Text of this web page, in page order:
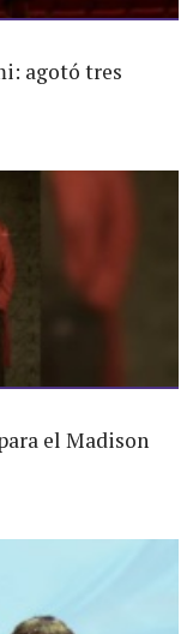
agotó tres
el Madison